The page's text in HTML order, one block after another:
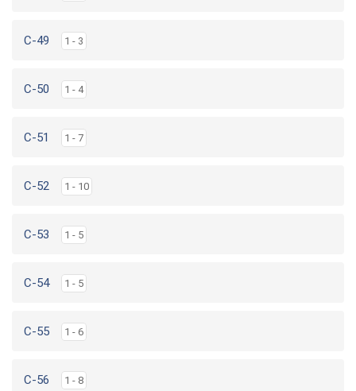
C-49 1 - 3
C-50 1 - 4
C-51 1 - 7
C-52 1 - 10
C-53 1 - 5
C-54 1 - 5
C-55 1 - 6
C-56 1 - 8